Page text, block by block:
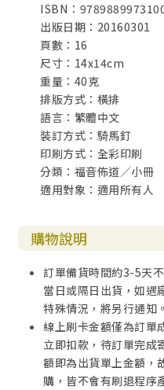
ISBN：
出版日期：20160301
頁數：16
尺寸：14x14cm
重量：40克
排版方式：橫排
語言：繁體中文
裝訂方式：騎馬釘
印刷方式：全彩印刷
分類：福音佈道／小冊
適用對象：適用所有人
購物說明
訂單備貨時間約3-5天
當日或隔日出貨，如遇
特殊情況，將另行通知
線上刷卡金額僅為訂單
立即扣款，待訂單完成
額即為出貨單上金額，
購，皆不會有刷退程序